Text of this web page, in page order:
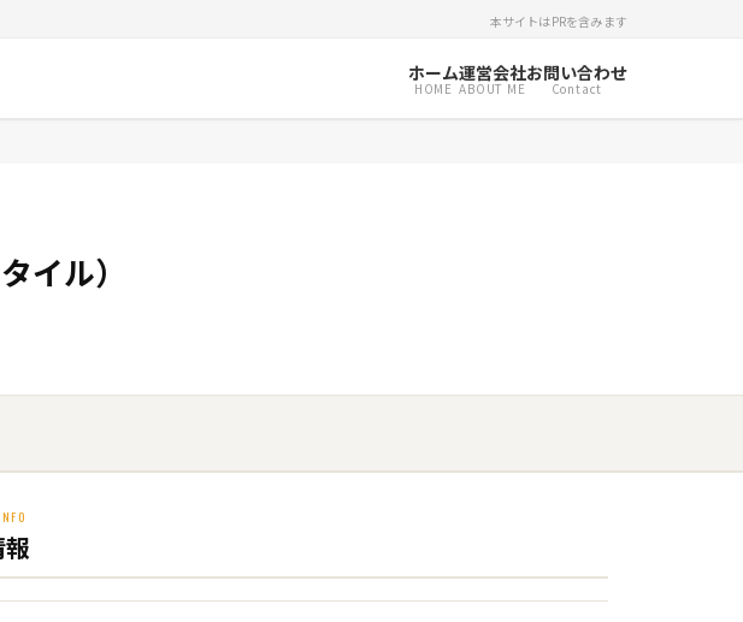
本サイトはPRを含みます
ホーム
HOME
運営会社
ABOUT ME
お問い合わせ
Contact
イル）